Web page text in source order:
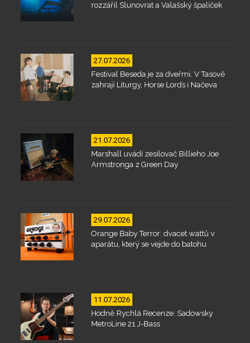
rozzářil Slunovrat a Valašský špalíček
27.07.2026
Festival Beseda je za dveřmi. V Tasově
zahrají Liturgy, Horse Lords i Načeva
21.07.2026
Marshall uvádí zesilovač Billieho Joe
Armstronga z Green Day
29.07.2026
Orange Baby Terror: dvacet wattů v
aparátu, který se vejde do batohu
11.07.2026
Hodně Rychlá Recenze: Sadowsky
MetroLine 21 J-Bass